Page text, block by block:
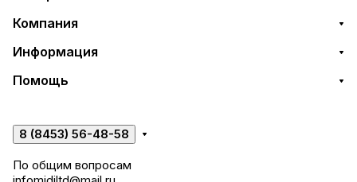
Компания
Информация
Помощь
8 (8453) 56-48-58
По общим вопросам